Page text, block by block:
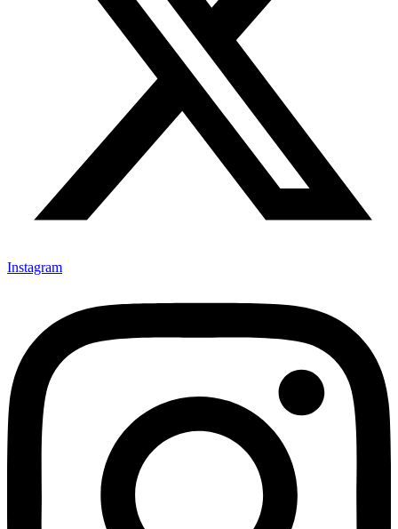
Instagram